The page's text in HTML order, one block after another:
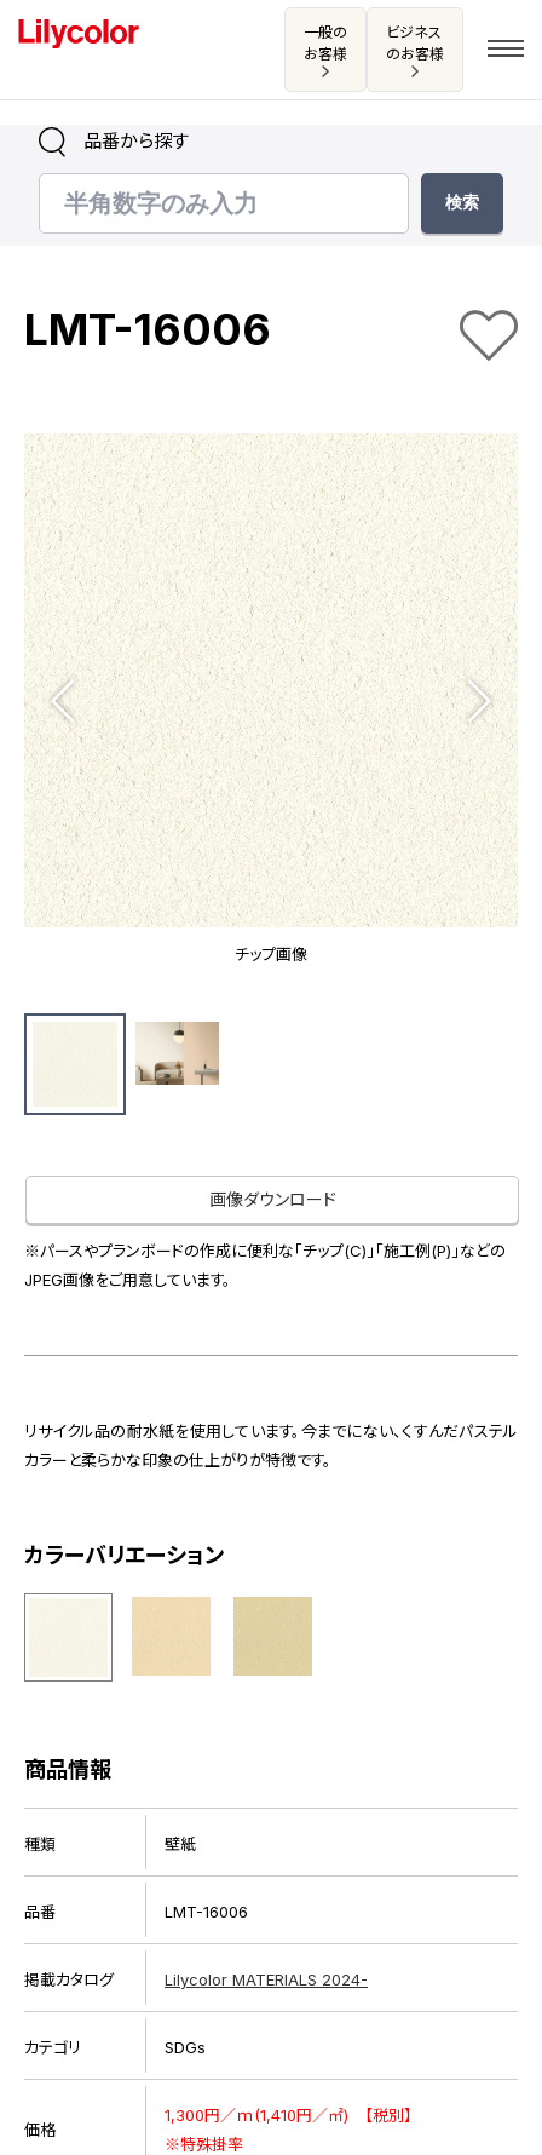
一般の
お客様
ビジネス
のお客様
ログイン・新規会員登録
お気に入り
商品を探す
商品を探す トップ
壁紙
カーテン
床材
ブランド・コレクション
Lilycolor Coordinate 着せ替えシミュレーション
カタログ一覧
カタログ一覧 トップ
壁紙
カーテン
床材
サステナブル商品
ノンワックス床タイル
壁紙機能性ガイド
施工事例
施工事例 トップ
医療・福祉施設
ホテル・オフィス・店舗
モデルハウス
新築戸建・マンション
#リリカラのある暮らし
リリカラノート
ショールーム
ショールーム トップ
東京ショールーム
大阪ショールーム
お客様サポート
お客様サポート トップ
動画一覧
お問い合わせ（一般のお客様）
非住宅案件に関するお問い合わせ
インテリア事業
スペースソリューション事業
オフィスソリューション事業
ファシリティソリューション事業
会社情報
会社情報
お知らせプライバシーポリシーサイトマップ
品番から探す
LMT-16006
チップ画像
画像ダウンロード
※パースやプランボードの作成に便利な「チップ(C)」「施工例(P)」などの
JPEG画像をご用意しています。
リサイクル品の耐水紙を使用しています。今までにない、くすんだパステル
カラーと柔らかな印象の仕上がりが特徴です。
カラーバリエーション
商品情報
種類 壁紙
品番 LMT-16006
掲載カタログ Lilycolor MATERIALS 2024-
カテゴリ SDGs
価格
1,300円／ｍ(1,410円／㎡) 【税別】
※特殊掛率